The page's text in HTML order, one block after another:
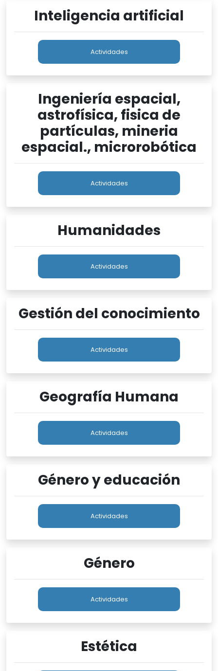
Inteligencia artificial
Actividades
Ingeniería espacial,
astrofísica, fisica de
partículas, mineria
espacial., microrobótica
Actividades
Humanidades
Actividades
Gestión del conocimiento
Actividades
Geografía Humana
Actividades
Género y educación
Actividades
Género
Actividades
Estética